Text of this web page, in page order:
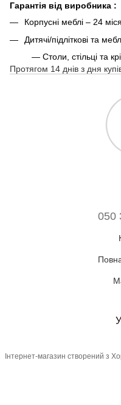
Гарантія від виробника :
Корпусні меблі – 24
Дитячі/підліткові та
— Столи, стільці та
Протягом 14 днів з дня
050
Інтернет-магазин створений з